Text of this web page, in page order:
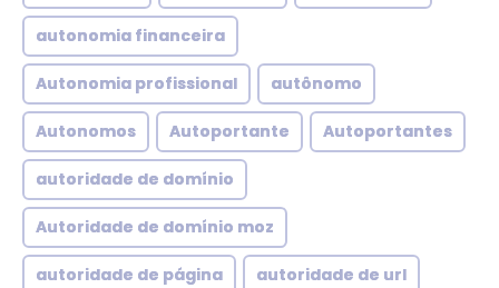
autonomia financeira
Autonomia profissional autônomo
Autonomos Autoportante Autoportantes
autoridade de domínio
Autoridade de domínio moz
autoridade de página autoridade de url